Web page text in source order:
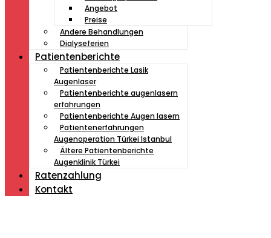
Angebot
Preise
Andere Behandlungen
Dialyseferien
Patientenberichte
Patientenberichte Lasik
Augenlaser
Patientenberichte augenlasern
erfahrungen
Patientenberichte Augen lasern
Patientenerfahrungen
Augenoperation Türkei Istanbul
Ältere Patientenberichte
Augenklinik Türkei
Ratenzahlung
Kontakt